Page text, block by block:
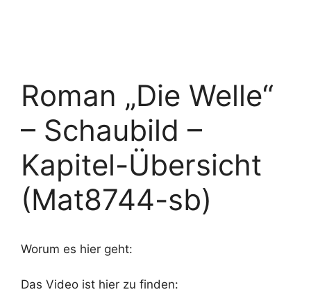
Roman „Die Welle“
– Schaubild –
Kapitel-Übersicht
(Mat8744-sb)
Worum es hier geht:
Das Video ist hier zu finden: